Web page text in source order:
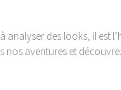
analyser des looks, il est
nos aventures et